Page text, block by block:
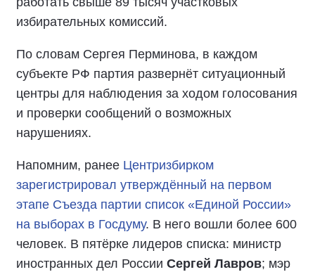
избирательных комиссий.
По словам Сергея Перминова, в каждом
субъекте РФ партия развернёт ситуационный
центры для наблюдения за ходом голосования
и проверки сообщений о возможных
нарушениях.
Напомним, ранее Центризбирком
зарегистрировал утверждённый на первом
этапе Съезда партии список «Единой России»
на выборах в Госдуму. В него вошли более 600
человек. В пятёрке лидеров списка: министр
иностранных дел России Сергей Лавров; мэр